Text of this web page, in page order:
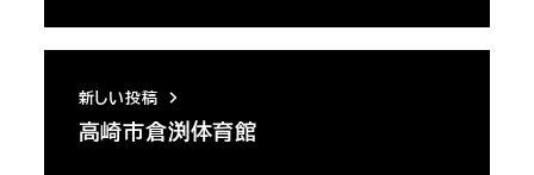
新しい投稿
高崎市倉渕体育館